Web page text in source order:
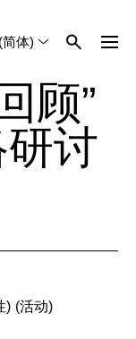
体)
顾”
讨
) (活动)